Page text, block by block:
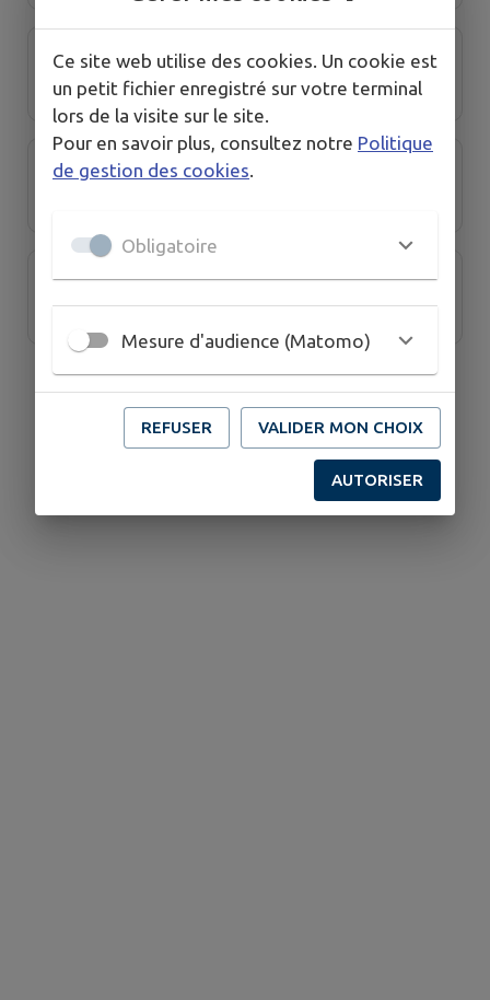
MR-TP (Matthieu Roche TP)
NC DECO (artisan peintre)
POISSON PASSY
Ce site web utilise des cookies. Un cookie est
un petit fichier enregistré sur votre terminal
lors de la visite sur le site.
Pour en savoir plus, consultez notre Politique
de gestion des cookies.
Obligatoire
Mesure d'audience (Matomo)
REFUSER VALIDER MON CHOIX
AUTORISER